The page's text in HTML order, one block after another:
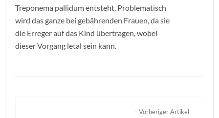
Treponema pallidum entsteht. Problematisch
wird das ganze bei gebährenden Frauen, da sie
die Erreger auf das Kind übertragen, wobei
dieser Vorgang letal sein kann.
- Vorheriger Artikel